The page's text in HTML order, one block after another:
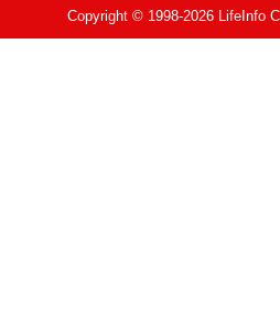
Copyright © 1998-2026 LifeInfo